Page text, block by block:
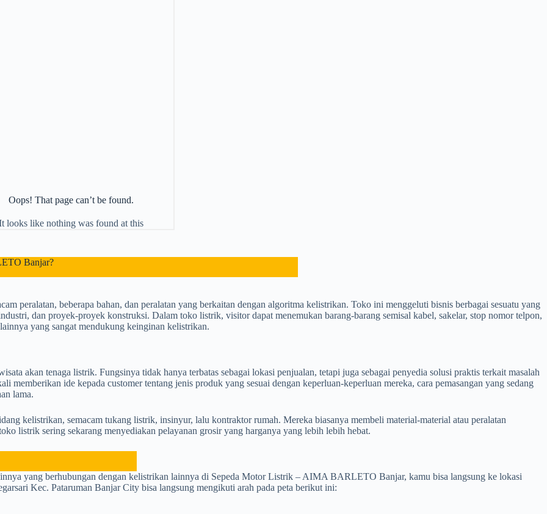
Banjar?
peralatan, beberapa bahan, dan peralatan yang berkaitan dengan algoritma kelistrikan. Toko ini menggeluti bisnis berbagai sesuatu yang
dan proyek-proyek konstruksi. Dalam toko listrik, visitor dapat menemukan barang-barang semisal kabel, sakelar, stop nomor telpon,
yang sangat mendukung keinginan kelistrikan.
akan tenaga listrik. Fungsinya tidak hanya terbatas sebagai lokasi penjualan, tetapi juga sebagai penyedia solusi praktis terkait masalah
memberikan ide kepada customer tentang jenis produk yang sesuai dengan keperluan-keperluan mereka, cara pemasangan yang sedang
lama.
kelistrikan, semacam tukang listrik, insinyur, lalu kontraktor rumah. Mereka biasanya membeli material-material atau peralatan
listrik sering sekarang menyediakan pelayanan grosir yang harganya yang lebih lebih hebat.
yang berhubungan dengan kelistrikan lainnya di Sepeda Motor Listrik – AIMA BARLETO Banjar, kamu bisa langsung ke lokasi
Kec. Pataruman Banjar City bisa langsung mengikuti arah pada peta berikut ini: